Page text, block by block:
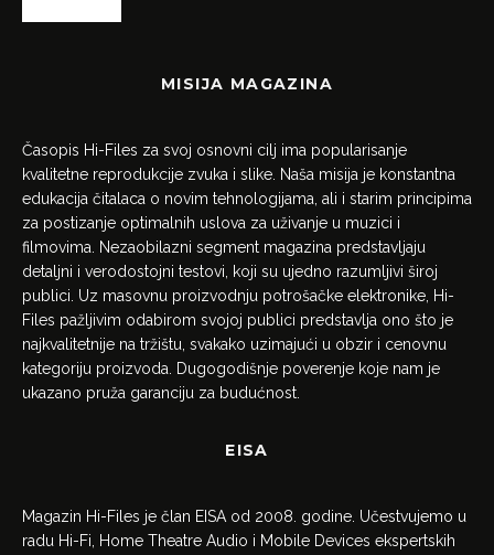
MISIJA MAGAZINA
Časopis Hi-Files za svoj osnovni cilj ima popularisanje
kvalitetne reprodukcije zvuka i slike. Naša misija je konstantna
edukacija čitalaca o novim tehnologijama, ali i starim principima
za postizanje optimalnih uslova za uživanje u muzici i
filmovima. Nezaobilazni segment magazina predstavljaju
detaljni i verodostojni testovi, koji su ujedno razumljivi široj
publici. Uz masovnu proizvodnju potrošačke elektronike, Hi-
Files pažljivim odabirom svojoj publici predstavlja ono što je
najkvalitetnije na tržištu, svakako uzimajući u obzir i cenovnu
kategoriju proizvoda. Dugogodišnje poverenje koje nam je
ukazano pruža garanciju za budućnost.
EISA
Magazin Hi-Files je član EISA od 2008. godine. Učestvujemo u
radu Hi-Fi, Home Theatre Audio i Mobile Devices ekspertskih